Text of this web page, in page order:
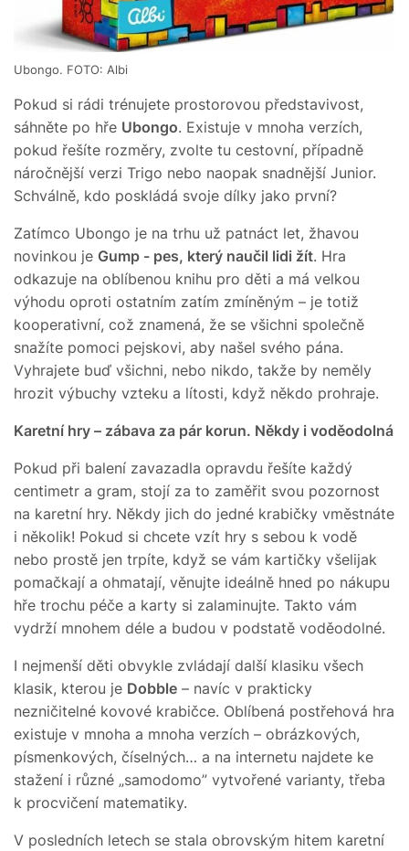
Ubongo. FOTO: Albi
Pokud si rádi trénujete prostorovou představivost,
sáhněte po hře Ubongo. Existuje v mnoha verzích,
pokud řešíte rozměry, zvolte tu cestovní, případně
náročnější verzi Trigo nebo naopak snadnější Junior.
Schválně, kdo poskládá svoje dílky jako první?
Zatímco Ubongo je na trhu už patnáct let, žhavou
novinkou je Gump - pes, který naučil lidi žít. Hra
odkazuje na oblíbenou knihu pro děti a má velkou
výhodu oproti ostatním zatím zmíněným – je totiž
kooperativní, což znamená, že se všichni společně
snažíte pomoci pejskovi, aby našel svého pána.
Vyhrajete buď všichni, nebo nikdo, takže by neměly
hrozit výbuchy vzteku a lítosti, když někdo prohraje.
Karetní hry – zábava za pár korun. Někdy i voděodolná
Pokud při balení zavazadla opravdu řešíte každý
centimetr a gram, stojí za to zaměřit svou pozornost
na karetní hry. Někdy jich do jedné krabičky vměstnáte
i několik! Pokud si chcete vzít hry s sebou k vodě
nebo prostě jen trpíte, když se vám kartičky všelijak
pomačkají a ohmatají, věnujte ideálně hned po nákupu
hře trochu péče a karty si zalaminujte. Takto vám
vydrží mnohem déle a budou v podstatě voděodolné.
I nejmenší děti obvykle zvládají další klasiku všech
klasik, kterou je Dobble – navíc v prakticky
nezničitelné kovové krabičce. Oblíbená postřehová hra
existuje v mnoha a mnoha verzích – obrázkových,
písmenkových, číselných… a na internetu najdete ke
stažení i různé „samodomo” vytvořené varianty, třeba
k procvičení matematiky.
V posledních letech se stala obrovským hitem karetní